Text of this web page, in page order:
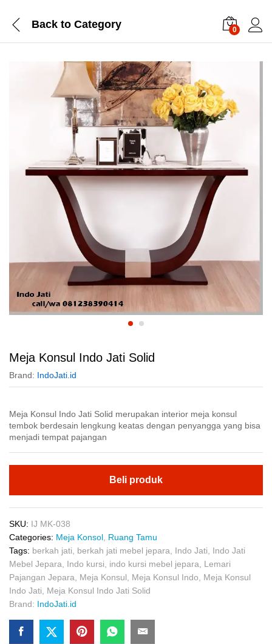
Back to Category 0
Meja Konsul Indo Jati Solid
Brand: IndoJati.id
Meja Konsul Indo Jati Solid merupakan interior meja konsul
tembok berdesain lengkung keatas dengan penyangga yang bisa
menjadi tempat pajangan
Beli produk
SKU: IJ MK-038
Categories: Meja Konsol Ruang Tamu
Tags: berkah jati berkah jati mebel jepara Indo Jati
Indo Jati
Mebel Jepara
Indo kursi indo kursi mebel jepara
Lemari
Pajangan Jepara
Meja Konsul Meja Konsul Indo
Meja Konsul
Indo Jati
Meja Konsul Indo Jati Solid
Brand: IndoJati.id